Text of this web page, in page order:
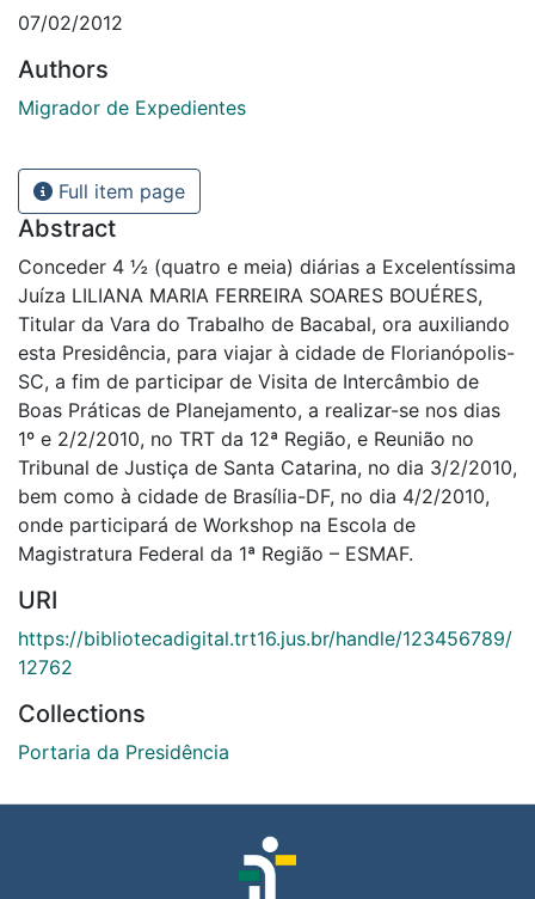
07/02/2012
Authors
Migrador de Expedientes
Full item page
Abstract
Conceder 4 ½ (quatro e meia) diárias a Excelentíssima
Juíza LILIANA MARIA FERREIRA SOARES BOUÉRES,
Titular da Vara do Trabalho de Bacabal, ora auxiliando
esta Presidência, para viajar à cidade de Florianópolis-
SC, a fim de participar de Visita de Intercâmbio de
Boas Práticas de Planejamento, a realizar-se nos dias
1º e 2/2/2010, no TRT da 12ª Região, e Reunião no
Tribunal de Justiça de Santa Catarina, no dia 3/2/2010,
bem como à cidade de Brasília-DF, no dia 4/2/2010,
onde participará de Workshop na Escola de
Magistratura Federal da 1ª Região – ESMAF.
URI
https://bibliotecadigital.trt16.jus.br/handle/123456789/
12762
Collections
Portaria da Presidência